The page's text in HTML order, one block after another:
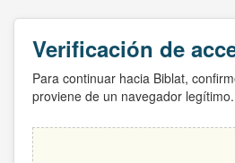
Verificación de
Para continuar hacia Biblat,
proviene de un navegador legítimo.